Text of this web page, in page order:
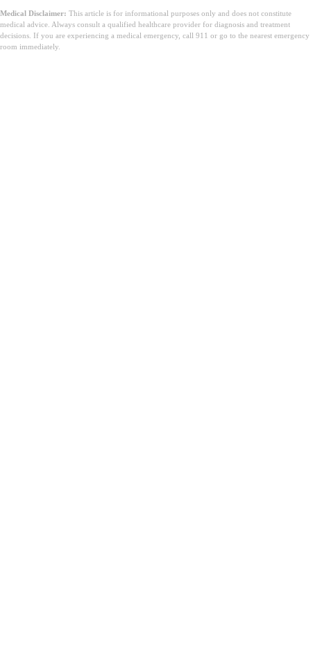
Medical Disclaimer: This article is for informational purposes only and does not constitute
medical advice. Always consult a qualified healthcare provider for diagnosis and treatment
decisions. If you are experiencing a medical emergency, call 911 or go to the nearest emergency
room immediately.